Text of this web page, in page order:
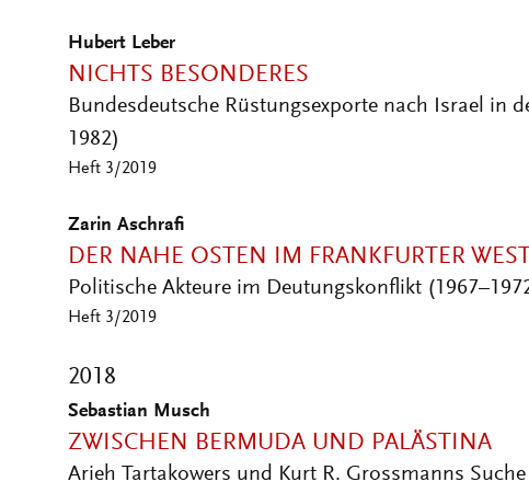
Hubert Leber
NICHTS BESONDERES
Bundesdeutsche Rüstungsexporte nach Israel in
1982)
Heft 3/2019
Zarin Aschrafi
DER NAHE OSTEN IM FRANKFURTER
Politische Akteure im Deutungskonflikt
Heft 3/2019
2018
Sebastian Musch
ZWISCHEN BERMUDA UND PALÄSTINA
Arieh Tartakowers und Kurt R. Grossmanns